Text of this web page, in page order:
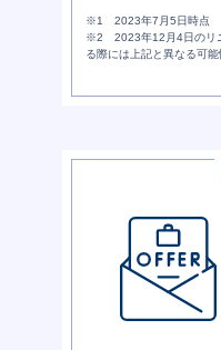
※1 2023年7月5日時点
※2 2023年12月4日のリ
る際には上記と異なる可能